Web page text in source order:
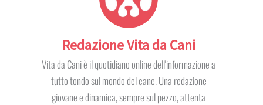
Redazione Vita da Cani
Vita da Cani è il quotidiano online dell'informazione a
tutto tondo sul mondo del cane. Una redazione
giovane e dinamica, sempre sul pezzo, attenta